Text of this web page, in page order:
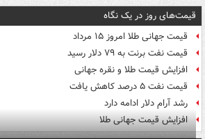
قیمت‌های روز در یک نگاه
قیمت جهانی طلا امروز ۱۵ مرداد
قیمت نفت برنت به ۷۹ دلار رسید
افزایش قیمت طلا و نقره جهانی
قیمت نفت ۵ درصد کاهش یافت
رشد آرام دلار ادامه دارد
افزایش قیمت جهانی طلا